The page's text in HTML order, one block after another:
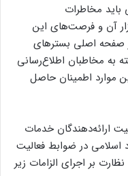
باید مخاطرات
آن و فرصت‌های این
صفحه اصلی بسترهای
مخاطبان اطلاع‌رسانی
موارد اطمینان حاصل
ارائه‌دهندگان خدمات
در ضوابط فعالیت
بر اجرای الزامات زیر